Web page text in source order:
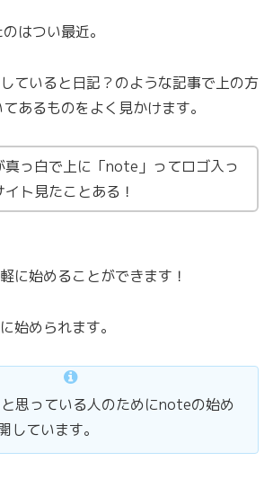
はつい最近。
ていると日記？のような記事で上の方
あるものをよく見かけます。
真っ白で上に「note」ってロゴ入っ
イト見たことある！
に始めることができます！
始められます。
思っている人のためにnoteの始め
しています。